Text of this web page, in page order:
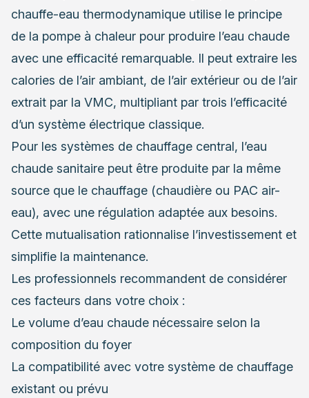
chauffe-eau thermodynamique utilise le principe
de la pompe à chaleur pour produire l’eau chaude
avec une efficacité remarquable. Il peut extraire les
calories de l’air ambiant, de l’air extérieur ou de l’air
extrait par la VMC, multipliant par trois l’efficacité
d’un système électrique classique.
Pour les systèmes de chauffage central, l’eau
chaude sanitaire peut être produite par la même
source que le chauffage (chaudière ou PAC air-
eau), avec une régulation adaptée aux besoins.
Cette mutualisation rationnalise l’investissement et
simplifie la maintenance.
Les professionnels recommandent de considérer
ces facteurs dans votre choix :
Le volume d’eau chaude nécessaire selon la
composition du foyer
La compatibilité avec votre système de chauffage
existant ou prévu